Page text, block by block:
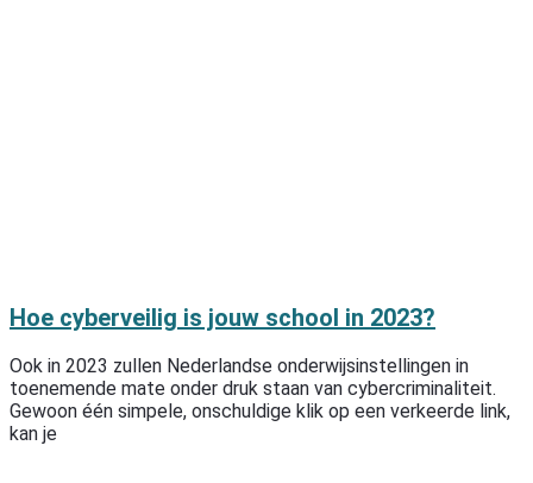
Hoe cyberveilig is jouw school in 2023?
Ook in 2023 zullen Nederlandse onderwijsinstellingen in
toenemende mate onder druk staan van cybercriminaliteit.
Gewoon één simpele, onschuldige klik op een verkeerde link,
kan je